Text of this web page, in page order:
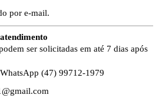
por e-mail.
ser solicitadas em até 7 dias após
(47) 99712-1979